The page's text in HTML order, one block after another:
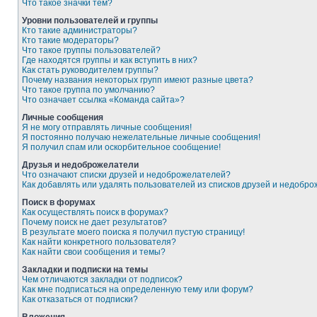
Что такое значки тем?
Уровни пользователей и группы
Кто такие администраторы?
Кто такие модераторы?
Что такое группы пользователей?
Где находятся группы и как вступить в них?
Как стать руководителем группы?
Почему названия некоторых групп имеют разные цвета?
Что такое группа по умолчанию?
Что означает ссылка «Команда сайта»?
Личные сообщения
Я не могу отправлять личные сообщения!
Я постоянно получаю нежелательные личные сообщения!
Я получил спам или оскорбительное сообщение!
Друзья и недоброжелатели
Что означают списки друзей и недоброжелателей?
Как добавлять или удалять пользователей из списков друзей и
Поиск в форумах
Как осуществлять поиск в форумах?
Почему поиск не дает результатов?
В результате моего поиска я получил пустую страницу!
Как найти конкретного пользователя?
Как найти свои сообщения и темы?
Закладки и подписки на темы
Чем отличаются закладки от подписок?
Как мне подписаться на определенную тему или форум?
Как отказаться от подписки?